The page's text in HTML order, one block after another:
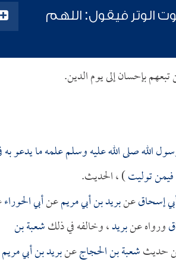
الوتر فيقول: اللهم
بإحسان إلى يوم الدين.
الله صلى الله عليه وسلم علمه ما يدعو به
فيمن توليت) ، الحديث.
إسحاقعنبريد بن أبي مريمعنأبي الحوراء
ورواه عنبريد، وخالفه في ذلكشعبة بن
حديثشعبة بن الحجاجعنبريد بن أبي مريم